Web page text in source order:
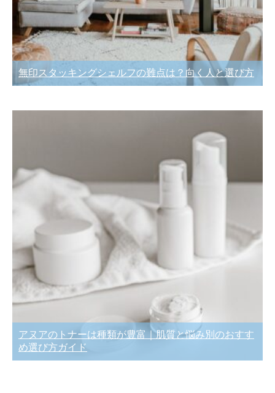
無印スタッキングシェルフの難点は？向く人と選び方
アヌアのトナーは種類が豊富｜肌質と悩み別のおすす
め選び方ガイド